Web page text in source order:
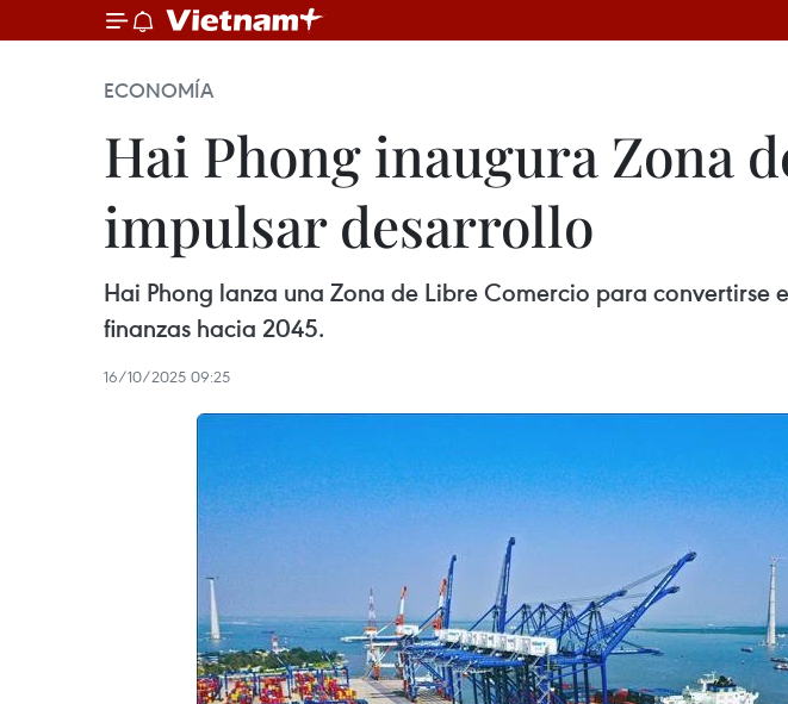
ECONOMÍA
Hai Phong inaugura Zona
impulsar desarrollo
Hai Phong lanza una Zona de Libre Comercio para
finanzas hacia 2045.
16/10/2025 09:25